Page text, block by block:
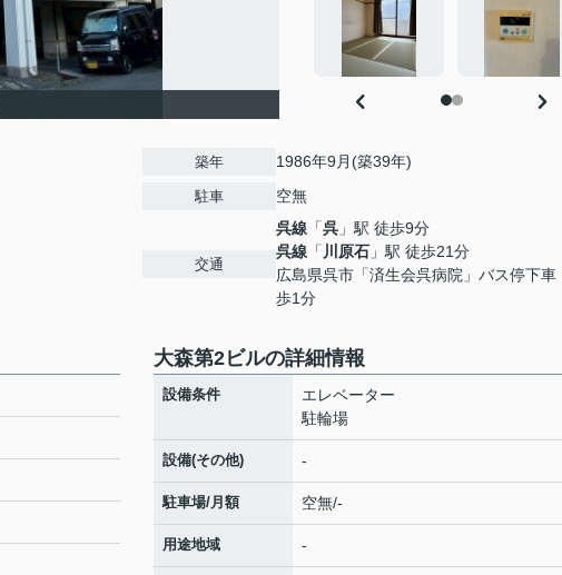
築年 1986年9月(築39年)
駐車 空無
交通
呉線 「呉 」駅 徒歩9分
呉線 「 川原石 」駅 徒歩21分
広島県呉市「済生会呉病院」バス停下
歩1分
大森第2ビルの詳細情報
設備条件
エレベーター
駐輪場
設備(その他) -
駐車場/月額 空無/-
用途地域 -